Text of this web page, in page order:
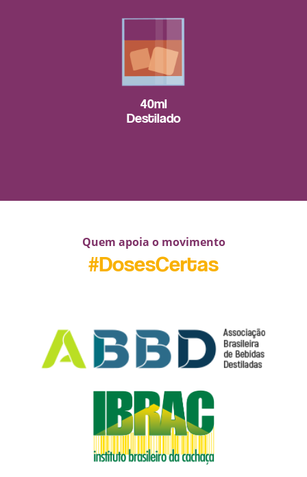
40ml
Destilado
Quem apoia o movimento
#DosesCertas